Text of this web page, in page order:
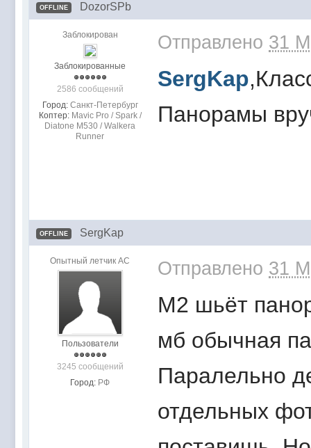
OFFLINE DozorSPb
Заблокирован
Заблокированные
2586 сообщений
Город: Санкт-Петербург
Коптер: Mavic Pro / Spark /
Diatone M530 / Walkera
Runner
Отправлено 31
SergKap
Панорамы
OFFLINE SergKap
Опытный летчик АС
Пользователи
3245 сообщений
Город: РФ
Отправлено 31
М2 шьёт
мб обычная
Паралельно
отдельных